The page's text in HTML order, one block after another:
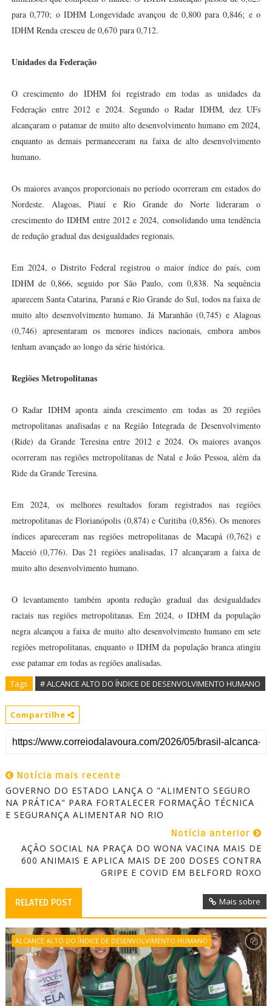
para 0,770; o IDHM Longevidade avançou de 0,800 para 0,846; e o
IDHM Renda cresceu de 0,670 para 0,712.
Unidades da Federação
O crescimento do IDHM foi registrado em todas as unidades da
Federação entre 2012 e 2024. Segundo o Radar IDHM, dez UFs
alcançaram o patamar de muito alto desenvolvimento humano em 2024,
enquanto as demais permaneceram na faixa de alto desenvolvimento
humano.
Os maiores avanços proporcionais no período ocorreram em estados do
Nordeste. Alagoas, Piauí e Rio Grande do Norte lideraram o
crescimento do IDHM entre 2012 e 2024, consolidando uma tendência
de redução gradual das desigualdades regionais.
Em 2024, o Distrito Federal registrou o maior índice do país, com
IDHM de 0,866, seguido por São Paulo, com 0,838. Na sequência
aparecem Santa Catarina, Paraná e Rio Grande do Sul, todos na faixa de
muito alto desenvolvimento humano. Já Maranhão (0,745) e Alagoas
(0,746) apresentaram os menores índices nacionais, embora ambos
tenham avançado ao longo da série histórica.
Regiões Metropolitanas
O Radar IDHM aponta ainda crescimento em todas as 20 regiões
metropolitanas analisadas e na Região Integrada de Desenvolvimento
(Ride) da Grande Teresina entre 2012 e 2024. Os maiores avanços
ocorreram nas regiões metropolitanas de Natal e João Pessoa, além da
Ride da Grande Teresina.
Em 2024, os melhores resultados foram registrados nas regiões
metropolitanas de Florianópolis (0,874) e Curitiba (0,856). Os menores
índices apareceram nas regiões metropolitanas de Macapá (0,762) e
Maceió (0,776). Das 21 regiões analisadas, 17 alcançaram a faixa de
muito alto desenvolvimento humano.
O levantamento também aponta redução gradual das desigualdades
raciais nas regiões metropolitanas. Em 2024, o IDHM da população
negra alcançou a faixa de muito alto desenvolvimento humano em sete
regiões metropolitanas, enquanto o IDHM da população branca atingiu
esse patamar em todas as regiões analisadas.
Tags # ALCANCE ALTO DO ÍNDICE DE DESENVOLVIMENTO HUMANO
Compartilhe
Notícia mais recente
GOVERNO DO ESTADO LANÇA O "ALIMENTO SEGURO
NA PRÁTICA" PARA FORTALECER FORMAÇÃO TÉCNICA
E SEGURANÇA ALIMENTAR NO RIO
Notícia anterior
AÇÃO SOCIAL NA PRAÇA DO WONA VACINA MAIS DE
600 ANIMAIS E APLICA MAIS DE 200 DOSES CONTRA
GRIPE E COVID EM BELFORD ROXO
RELATED POST Mais sobre
ALCANCE ALTO DO ÍNDICE DE DESENVOLVIMENTO HUMANO